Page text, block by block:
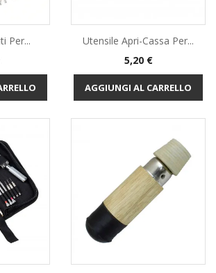
Per...
Utensile Apri-Cassa Per...
Prezzo
5,20 €
AGGIUNGI AL CARRELLO